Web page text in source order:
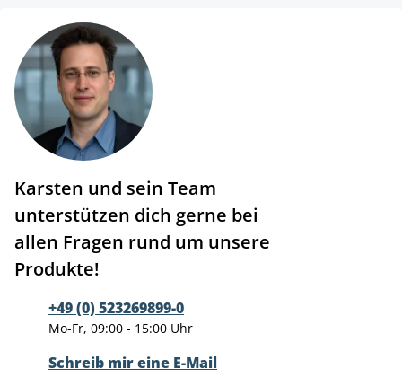
Karsten und sein Team
unterstützen dich gerne bei
allen Fragen rund um unsere
Produkte!
+49 (0) 523269899-0
Mo-Fr, 09:00 - 15:00 Uhr
Schreib mir eine E-Mail